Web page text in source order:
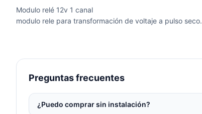
Modulo relé 12v 1 canal
modulo rele para transformación de voltaje a pulso seco.
Preguntas frecuentes
¿Puedo comprar sin instalación?